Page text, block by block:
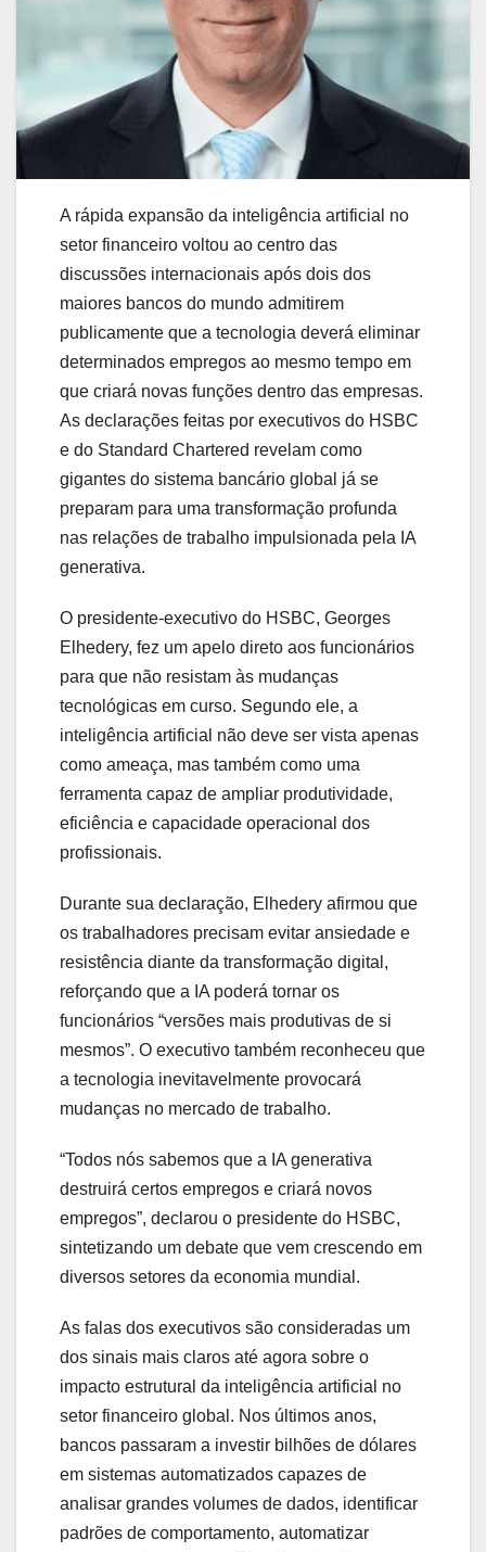
A rápida expansão da inteligência artificial no
setor financeiro voltou ao centro das
discussões internacionais após dois dos
maiores bancos do mundo admitirem
publicamente que a tecnologia deverá eliminar
determinados empregos ao mesmo tempo em
que criará novas funções dentro das empresas.
As declarações feitas por executivos do HSBC
e do Standard Chartered revelam como
gigantes do sistema bancário global já se
preparam para uma transformação profunda
nas relações de trabalho impulsionada pela IA
generativa.
O presidente-executivo do HSBC, Georges
Elhedery, fez um apelo direto aos funcionários
para que não resistam às mudanças
tecnológicas em curso. Segundo ele, a
inteligência artificial não deve ser vista apenas
como ameaça, mas também como uma
ferramenta capaz de ampliar produtividade,
eficiência e capacidade operacional dos
profissionais.
Durante sua declaração, Elhedery afirmou que
os trabalhadores precisam evitar ansiedade e
resistência diante da transformação digital,
reforçando que a IA poderá tornar os
funcionários “versões mais produtivas de si
mesmos”. O executivo também reconheceu que
a tecnologia inevitavelmente provocará
mudanças no mercado de trabalho.
“Todos nós sabemos que a IA generativa
destruirá certos empregos e criará novos
empregos”, declarou o presidente do HSBC,
sintetizando um debate que vem crescendo em
diversos setores da economia mundial.
As falas dos executivos são consideradas um
dos sinais mais claros até agora sobre o
impacto estrutural da inteligência artificial no
setor financeiro global. Nos últimos anos,
bancos passaram a investir bilhões de dólares
em sistemas automatizados capazes de
analisar grandes volumes de dados, identificar
padrões de comportamento, automatizar